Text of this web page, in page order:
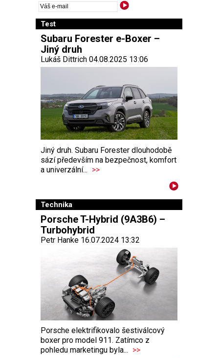
Test
Subaru Forester e-Boxer –
Jiný druh
Lukáš Dittrich 04.08.2025 13:06
Jiný druh. Subaru Forester dlouhodobě
sází především na bezpečnost, komfort
a univerzální... >>
Technika
Porsche T-Hybrid (9A3B6) –
Turbohybrid
Petr Hanke 16.07.2024 13:32
Porsche elektrifikovalo šestiválcový
boxer pro model 911. Zatímco z
pohledu marketingu byla... >>